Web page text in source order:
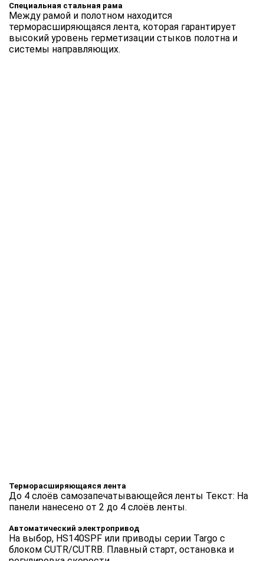
Специальная стальная рама
Между рамой и полотном находится
терморасширяющаяся лента, которая гарантирует
высокий уровень герметизации стыков полотна и
системы направляющих.
Терморасширяющаяся лента
До 4 слоёв самозапечатывающейся ленты Текст: На
панели нанесено от 2 до 4 слоёв ленты.
Автоматический электропривод
На выбор, HS140SPF или приводы серии Targo с
блоком CUTR/CUTRB. Плавный старт, остановка и